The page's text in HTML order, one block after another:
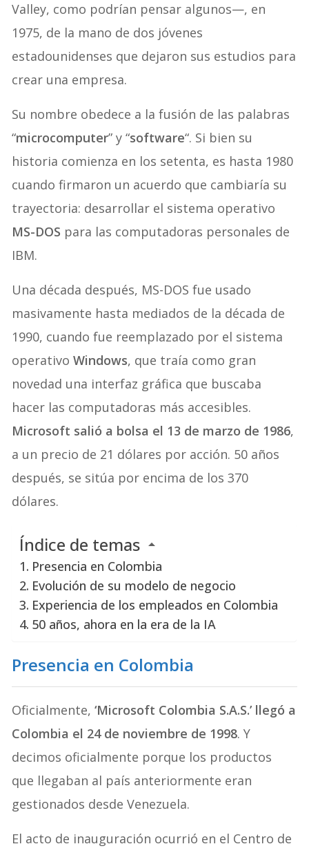
Valley, como podrían pensar algunos—, en
1975, de la mano de dos jóvenes
estadounidenses que dejaron sus estudios para
crear una empresa.
Su nombre obedece a la fusión de las palabras
“microcomputer” y “software“. Si bien su
historia comienza en los setenta, es hasta 1980
cuando firmaron un acuerdo que cambiaría su
trayectoria: desarrollar el sistema operativo
MS-DOS para las computadoras personales de
IBM.
Una década después, MS-DOS fue usado
masivamente hasta mediados de la década de
1990, cuando fue reemplazado por el sistema
operativoWindows, que traía como gran
novedad una interfaz gráfica que buscaba
hacer las computadoras más accesibles.
Microsoft salió a bolsa el 13 de marzo de 1986,
a un precio de 21 dólares por acción. 50 años
después, se sitúa por encima de los 370
dólares.
Índice de temas
Presencia en Colombia
Evolución de su modelo de negocio
Experiencia de los empleados en Colombia
50 años, ahora en la era de la IA
Presencia en Colombia
Oficialmente,‘Microsoft Colombia S.A.S.’ llegó a
Colombia el 24 de noviembre de 1998. Y
decimos oficialmente porque los productos
que llegaban al país anteriormente eran
gestionados desde Venezuela.
El acto de inauguración ocurrió en el Centro de